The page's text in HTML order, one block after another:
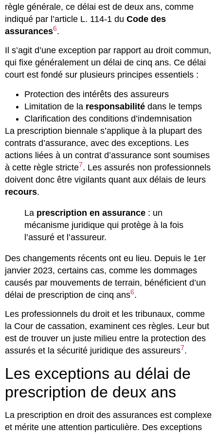
règle générale, ce délai est de deux ans, comme
indiqué par l’article L. 114-1 du Code des
assurances6.
Il s’agit d’une exception par rapport au droit commun,
qui fixe généralement un délai de cinq ans. Ce délai
court est fondé sur plusieurs principes essentiels :
Protection des intérêts des assureurs
Limitation de la responsabilité dans le temps
Clarification des conditions d’indemnisation
La prescription biennale s’applique à la plupart des
contrats d’assurance, avec des exceptions. Les
actions liées à un contrat d’assurance sont soumises
à cette règle stricte7. Les assurés non professionnels
doivent donc être vigilants quant aux délais de leurs
recours.
La prescription en assurance : un
mécanisme juridique qui protège à la fois
l’assuré et l’assureur.
Des changements récents ont eu lieu. Depuis le 1er
janvier 2023, certains cas, comme les dommages
causés par mouvements de terrain, bénéficient d’un
délai de prescription de cinq ans6.
Les professionnels du droit et les tribunaux, comme
la Cour de cassation, examinent ces règles. Leur but
est de trouver un juste milieu entre la protection des
assurés et la sécurité juridique des assureurs7.
Les exceptions au délai de
prescription de deux ans
La prescription en droit des assurances est complexe
et mérite une attention particulière. Des exceptions